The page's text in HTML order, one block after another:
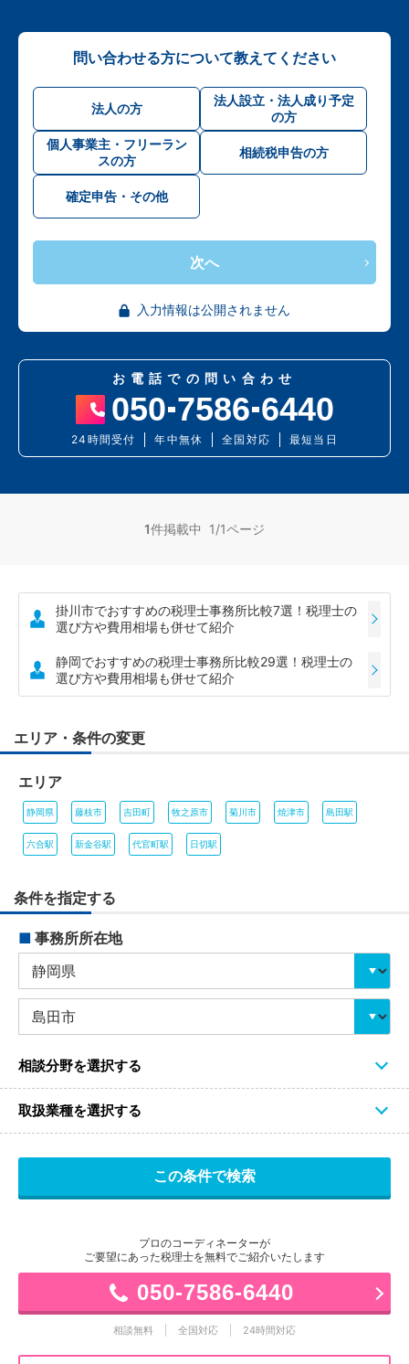
問い合わせる方について教えてください
法人の方
法人設立・法人成り予定
の方
個人事業主・フリーラン
スの方
相続税申告の方
確定申告・その他
次へ
入力情報は公開されません
お電話での問い合わせ
050 7586 6440
24時間受付 年中無休 全国対応 最短当日
1件掲載中 1/1ページ
掛川市でおすすめの税理士事務所比較7選！税理士の
選び方や費用相場も併せて紹介
静岡でおすすめの税理士事務所比較29選！税理士の
選び方や費用相場も併せて紹介
エリア・条件の変更
エリア
静岡県 藤枝市 吉田町 牧之原市 菊川市 焼津市 島田駅
六合駅 新金谷駅 代官町駅 日切駅
条件を指定する
■ 事務所所在地
相談分野を選択する
取扱業種を選択する
プロのコーディネーターが
ご要望にあった税理士を無料でご紹介いたします
050-7586-6440
相談無料 全国対応 24時間対応